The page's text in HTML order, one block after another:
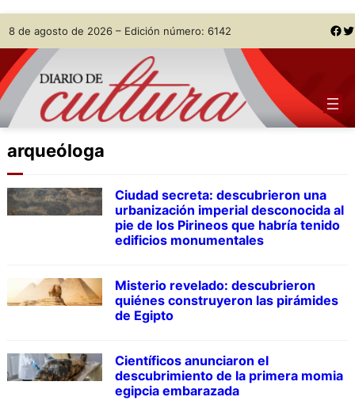
Skip
to
content
8 de agosto de 2026 – Edición número: 6142 Facebook Twitter
arqueóloga
Ciudad secreta: descubrieron una
urbanización imperial desconocida al
pie de los Pirineos que habría tenido
edificios monumentales
Misterio revelado: descubrieron
quiénes construyeron las pirámides
de Egipto
Científicos anunciaron el
descubrimiento de la primera momia
egipcia embarazada